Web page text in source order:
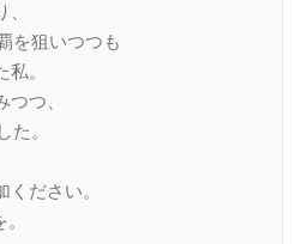
を狙いつつも
。
つ、
た。
ださい。
。